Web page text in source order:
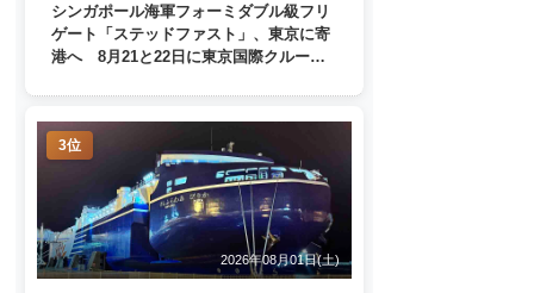
シンガポール海軍フォーミダブル級フリ
ゲート「ステッドファスト」、東京に寄
港へ 8月21と22日に東京国際クルーズ
3位
2026年08月01日(土)